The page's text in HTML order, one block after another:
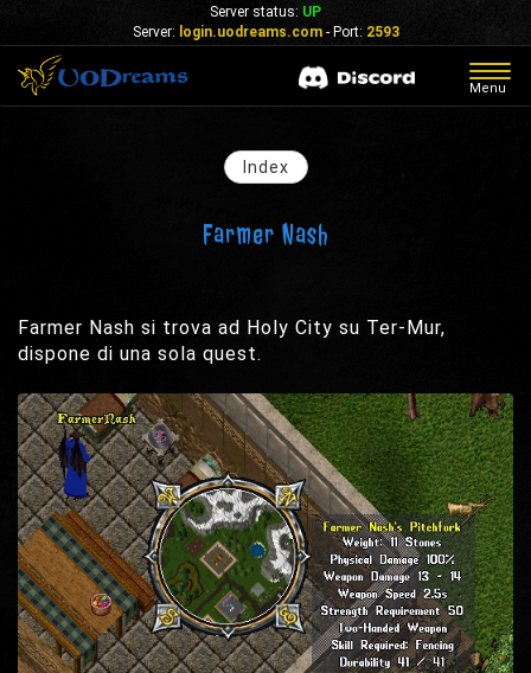
Server status: UP
Server: login.uodreams.com- Port: 2593
Menu
Index
Farmer Nash
Farmer Nash si trova ad Holy City su Ter-Mur,
dispone di una sola quest.